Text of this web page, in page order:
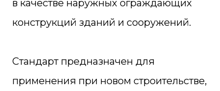
в качестве наружных ограждающих
конструкций зданий и сооружений.
Стандарт предназначен для
применения при новом строительстве,